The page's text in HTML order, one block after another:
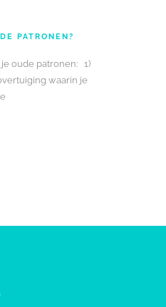
PATRONEN?
oude patronen: 1)
waarin je